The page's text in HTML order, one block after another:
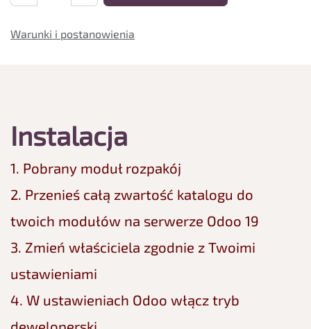
Warunki i postanowienia
Instalacja
1. Pobrany moduł rozpakój
2. Przenieś całą zwartość katalogu do
twoich modułów na serwerze Odoo 19
3. Zmień właściciela zgodnie z Twoimi
ustawieniami
4. W ustawieniach Odoo włącz tryb